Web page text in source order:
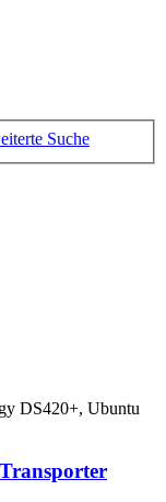
Suche
DS420+, Ubuntu